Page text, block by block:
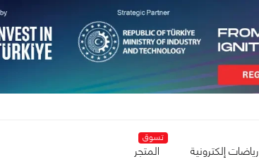
رياضات إلكترونية
تسوق
المتجر